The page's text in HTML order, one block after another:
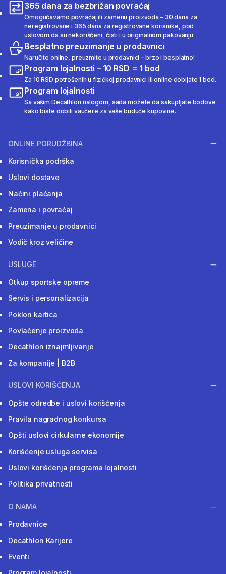
365 dana za bezbrižan povraćaj
Omogućavamo povraćaj ili zamenu proizvoda – 30 dana za
neregistrovane i 365 dana za registrovane korisnike, pod
uslovom da su nekorišćeni, čisti i u originalnom pakovanju.
Besplatno preuzimanje u prodavnici
Naručite online, preuzmite u prodavnici – brzo i besplatno!
Program lojalnosti – 10 RSD = 1 bod
Za 10 RSD potrošenih u fizičkoj prodavnici ili online dobijate 1 bod.
Program lojalnosti
Sa vašim Decathlon nalogom, sada možete da sakupljate bodove
kako biste dobili vaučere za vaše buduće kupovine.
ONLINE PORUDŽBINA
Korisnička podrška
Uslovi dostave
Načini plaćanja
Zamena i povraćaj
Preuzimanje u prodavnici
Vodič kroz veličine
USLUGE
Otkup sportske opreme
Servis i personalizacija
Poklon kartica
Povlačenje proizvoda
Decathlon iznajmljivanje
Za kompanije | B2B
USLOVI KORIŠĆENJA
Opšte odredbe i uslovi korišćenja
Pravila nagradnog konkursa
Opšti uslovi cirkularne ekonomije
Korišćenje usluga servisa
Uslovi korišćenja programa lojalnosti
Politika privatnosti
O NAMA
Prodavnice
Decathlon Karijere
Eventi